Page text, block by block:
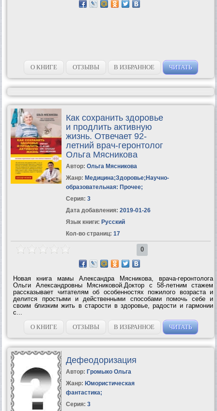
О КНИГЕ ОТЗЫВЫ В ИЗБРАННОЕ ЧИТАТЬ
Как сохранить здоровье
и продлить активную
жизнь. Отвечает 92-
летний врач-геронтолог
Ольга Мясникова
Автор: Ольга Мясникова
Жанр: Медицина;Здоровье; Научно-
образовательная: Прочее;
Серия: 3
Дата добавления: 2019-01-26
Язык книги: Русский
Кол-во страниц: 17
0
Новая книга мамы Александра Мясникова, врача-геронтолога
Ольги Александровны Мясниковой.Доктор с 58-летним стажем
рассказывает читателям об особенностях пожилого возраста и
делится простыми и действенными способами помочь себе и
своим близким жить в старости в здоровье, радости и гармонии
с...
О КНИГЕ
ОТЗЫВЫ В ИЗБРАННОЕ ЧИТАТЬ
Дефеодоризация
Автор: Громыко Ольга
Жанр: Юмористическая
фантастика;
Серия: 3